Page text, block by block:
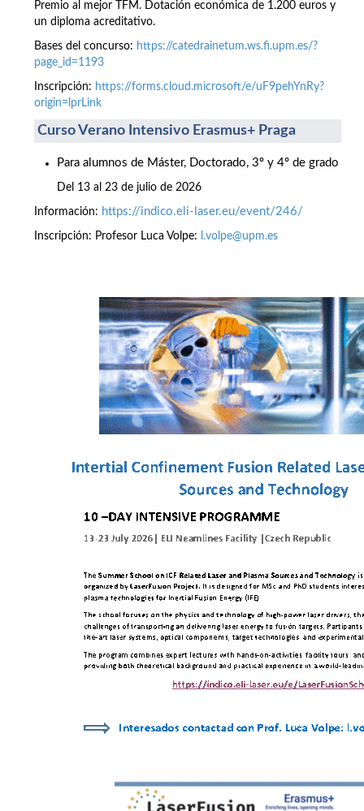
Premio al mejor TFM. Dotación económica de 1.200 euros y
un diploma acreditativo.
Bases del concurso: https://catedrainetum.ws.fi.upm.es/?
page_id=1193
Inscripción: https://forms.cloud.microsoft/e/uF9pehYnRy?
origin=lprLink
Curso Verano Intensivo Erasmus+ Praga
Para alumnos de Máster, Doctorado, 3º y 4º de grado
Del 13 al 23 de julio de 2026
Información: https://indico.eli-laser.eu/event/246/
Inscripción: Profesor Luca Volpe: l.volpe@upm.es